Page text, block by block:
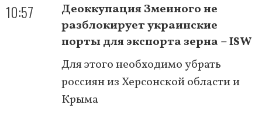
10:57
Деоккупация Змеиного не
разблокирует украинские
порты для экспорта зерна – ISW
Для этого необходимо убрать
россиян из Херсонской области и
Крыма